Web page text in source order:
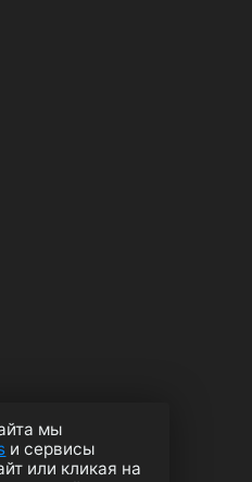
мы
и сервисы
или кликая на